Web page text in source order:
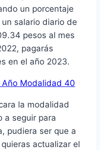
un porcentaje
un salario diario de
pesos al mes
pagarás
en el año 2023.
la modalidad
a seguir para
pudiera ser que a
actualizar el